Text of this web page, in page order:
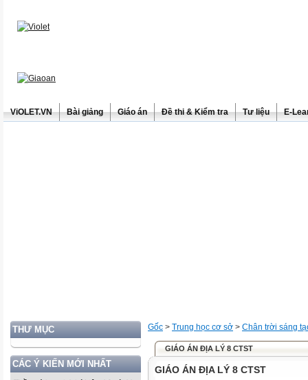
ViOLET.VN Bài giảng Giáo án Đề thi & Kiểm tra Tư liệu E-
THƯ MỤC
CÁC Ý KIẾN MỚI NHẤT
Gốc > Trung học cơ sở > Chân trời sáng
GIÁO ÁN ĐỊA LÝ 8 CTST
GIÁO ÁN ĐỊA LÝ 8 CTST